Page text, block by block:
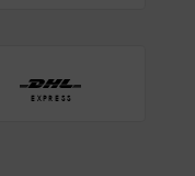
EXPRESS